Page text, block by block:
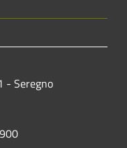
- Seregno